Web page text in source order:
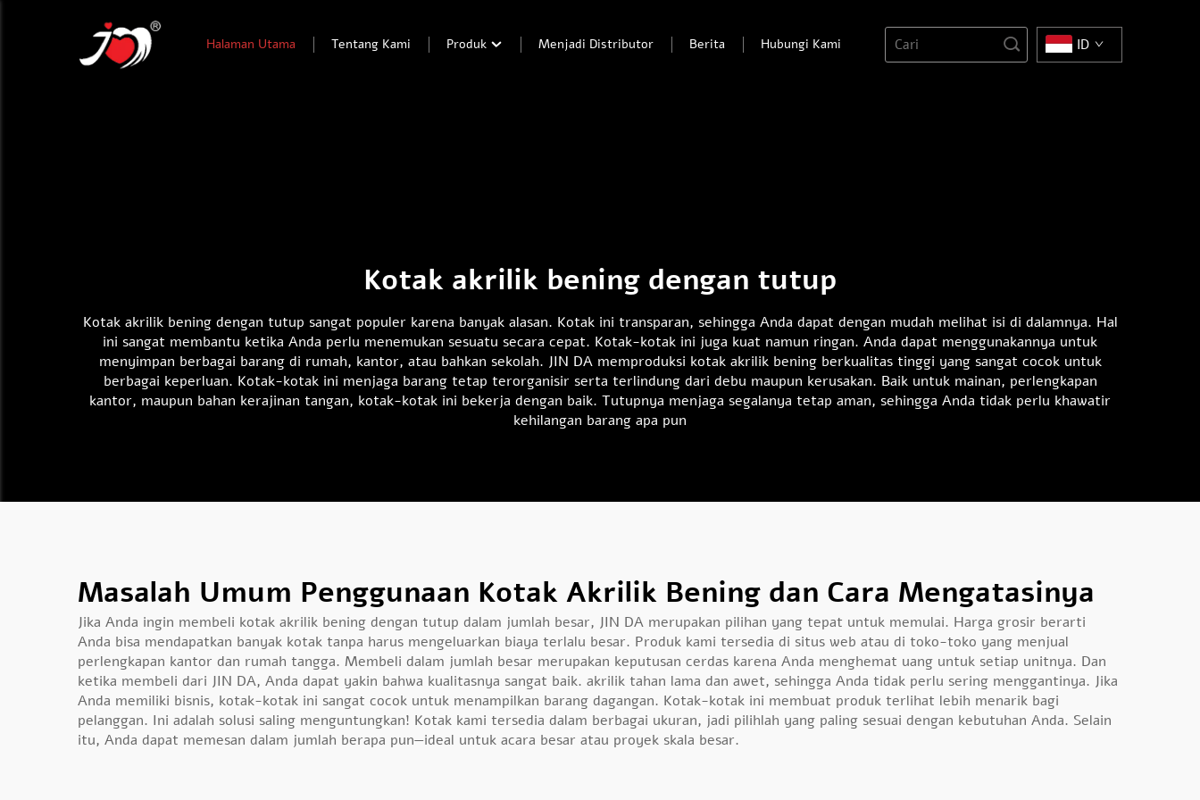
Halaman Utama Tentang Kami Produk Menjadi Distributor Berita Hubungi Kami ID
Kotak akrilik bening dengan tutup
Kotak akrilik bening dengan tutup sangat populer karena banyak alasan. Kotak ini transparan, sehingga Anda dapat dengan mudah melihat isi di dalamnya. Hal
ini sangat membantu ketika Anda perlu menemukan sesuatu secara cepat. Kotak-kotak ini juga kuat namun ringan. Anda dapat menggunakannya untuk
menyimpan berbagai barang di rumah, kantor, atau bahkan sekolah. JIN DA memproduksi kotak akrilik bening berkualitas tinggi yang sangat cocok untuk
berbagai keperluan. Kotak-kotak ini menjaga barang tetap terorganisir serta terlindung dari debu maupun kerusakan. Baik untuk mainan, perlengkapan
kantor, maupun bahan kerajinan tangan, kotak-kotak ini bekerja dengan baik. Tutupnya menjaga segalanya tetap aman, sehingga Anda tidak perlu khawatir
kehilangan barang apa pun
Masalah Umum Penggunaan Kotak Akrilik Bening dan Cara Mengatasinya
Jika Anda ingin membeli kotak akrilik bening dengan tutup dalam jumlah besar, JIN DA merupakan pilihan yang tepat untuk memulai. Harga grosir berarti
Anda bisa mendapatkan banyak kotak tanpa harus mengeluarkan biaya terlalu besar. Produk kami tersedia di situs web atau di toko-toko yang menjual
perlengkapan kantor dan rumah tangga. Membeli dalam jumlah besar merupakan keputusan cerdas karena Anda menghemat uang untuk setiap unitnya. Dan
ketika membeli dari JIN DA, Anda dapat yakin bahwa kualitasnya sangat baik. akrilik tahan lama dan awet, sehingga Anda tidak perlu sering menggantinya. Jika
Anda memiliki bisnis, kotak-kotak ini sangat cocok untuk menampilkan barang dagangan. Kotak-kotak ini membuat produk terlihat lebih menarik bagi
pelanggan. Ini adalah solusi saling menguntungkan! Kotak kami tersedia dalam berbagai ukuran, jadi pilihlah yang paling sesuai dengan kebutuhan Anda. Selain
itu, Anda dapat memesan dalam jumlah berapa pun—ideal untuk acara besar atau proyek skala besar.